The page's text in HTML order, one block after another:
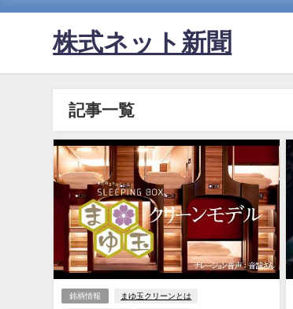
株式ネット新聞
記事一覧
銘柄情報 まゆ玉クリーンとは